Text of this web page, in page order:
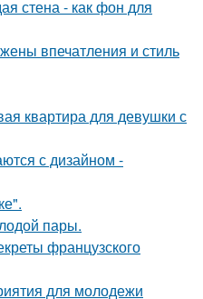
стена - как фон для
впечатления и стиль
квартира для девушки с
с дизайном -
пары.
французского
для молодежи